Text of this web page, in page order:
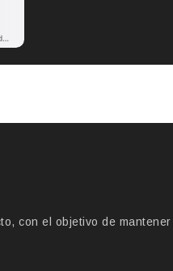
con el objetivo de mantener